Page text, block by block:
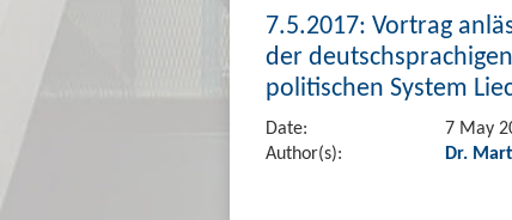
7.5.2017: Vortrag
der
politischen System
Date:
7 May
Author(s):
Dr.